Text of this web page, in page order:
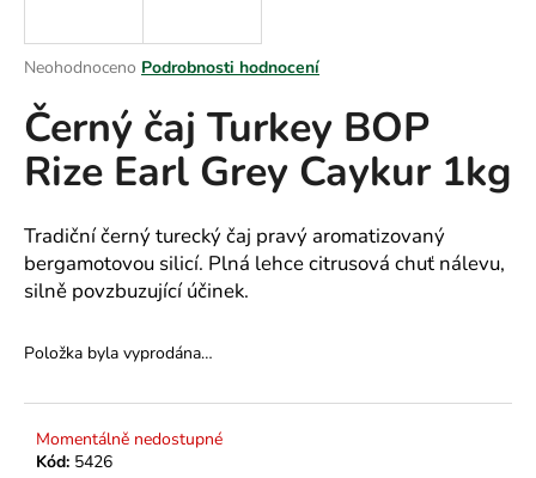
Průměrné
produktu
je
0,0
z
hvězdiček.
Neohodnoceno Podrobnosti hodnocení
Černý čaj Turkey BOP
Rize Earl Grey Caykur 1kg
Tradiční černý turecký čaj pravý aromatizovaný
bergamotovou silicí. Plná lehce citrusová chuť nálevu,
silně povzbuzující účinek.
Položka byla vyprodána…
Momentálně nedostupné
Kód: 5426
j
t
?
HLEDAT
o
p
o